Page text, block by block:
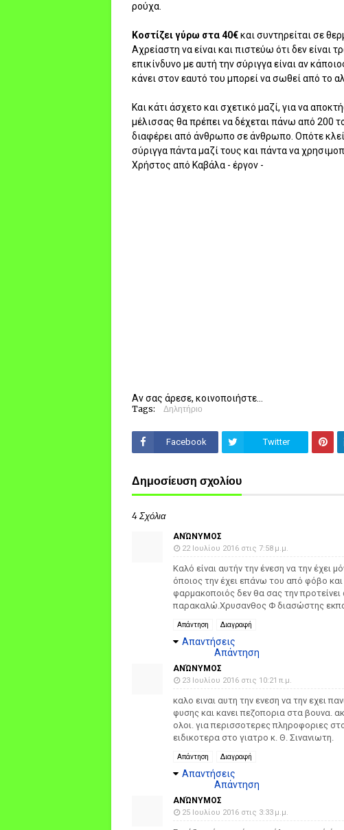
ρούχα.
Κοστίζει γύρω στα 40€και συντηρείται σε
Αχρείαστη να είναι και πιστεύω ότι δεν είναι
επικίνδυνο με αυτή την σύριγγα είναι αν
κάνει στον εαυτό του μπορεί να σωθεί από το
Και κάτι άσχετο και σχετικό μαζί, για να
μέλισσας θα πρέπει να δέχεται πάνω από 200
διαφέρει από άνθρωπο σε άνθρωπο. Οπότε
σύριγγα πάντα μαζί τους και πάντα να
Χρήστος από Καβάλα - έργον -
Αν σας άρεσε, κοινοποιήστε...
Tags: Δηλητήριο
Facebook Twitter
Δημοσίευση σχολίου
4 Σχόλια
ΑΝΏΝΥΜΟΣ
22 Ιουλίου 2016 στις 7:58 μ.μ.
Καλό είναι αυτήν την ένεση να την έχει
όποιος την έχει επάνω του από φόβο
φαρμακοποιός δεν θα σας την
παρακαλώ.Χρυσανθος Φ διασώστης
Απάντηση Διαγραφή
Απαντήσεις
Απάντηση
ΑΝΏΝΥΜΟΣ
23 Ιουλίου 2016 στις 10:21 π.μ.
καλο ειναι αυτη την ενεση να την εχει
φυσης και κανει πεζοπορια στα βουνα.
ολοι. για περισσοτερες πληροφοριες
ειδικοτερα στο γιατρο κ. Θ. Σινανιωτη.
Απάντηση Διαγραφή
Απαντήσεις
Απάντηση
ΑΝΏΝΥΜΟΣ
25 Ιουλίου 2016 στις 3:33 μ.μ.